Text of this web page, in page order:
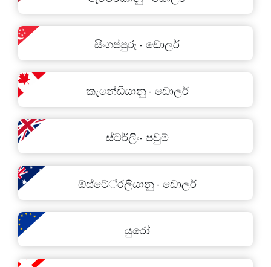
සිංගප්පුරු - ඩොලර්
කැනේඩියානු - ඩොලර්
ස්ටර්ලිං- පවුම්
ඕස්ටේ‍්‍රලියානු - ඩොලර්
යුරෝ
×